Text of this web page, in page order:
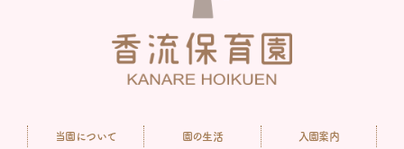
当園について
園の生活
入園案内